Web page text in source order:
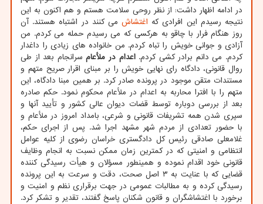
در ادامه اظهار داشت: از نظر روحی سلامت هستم و هم اکنون به این
نتیجه رسیدم این افرادی که اغتشاشمی کنند در اشتباه هستند. آن
روز هنگام فرار با چاقو به هرکسی که می رسیدم حمله می کردم. من
آزادی و جوانی خویش را تباه کردم. من خانواده های زیادی را داغدار
کردم. می دانم برادر کشی کردم.اعدام در ملأعامسرانجام بعد از طی
روال قانونی، دادگاه رای نهایی خویش را بر مبنای اقرار صریح متهم و
مستندات متقن موجود در پرونده صادر کرد. بر همین مبنا دادگاه، این
متهم را با افترا محاربه به اعدام در ملأعام محکوم نمود. حکم صادره
بعد از بررسی دوباره توسط قضات دیوان عالی کشور و تأیید آنها و
سپری شدن همه تشریفات قانونی و شرعی، بامداد امروز در ملأعام و
با حضور تعدادی از مردم شهر مشهد اجرا شد. پس از اجرای حکم،
غلامعلی صادقی رئیس کل دادگستری خراسان رضوی از کلیه عوامل
انتظامی و امنیتی که در کمترین زمان ممکن نسبت به انجام وظایف
قانونی خود اقدام نموده و همینطور مسؤلان و هیأت رسیدگی کننده
قضایی که با عنایت به ۳ اصل صحت، دقت و سرعت به این پرونده
رسیدگی کرده و به مطالبات عمومی در جهت برقراری نظم و امنیت و
برخورد با اغتشاشگران و قانون شکنان پاسخ گفتند، تقدیر و تشکر کرد.